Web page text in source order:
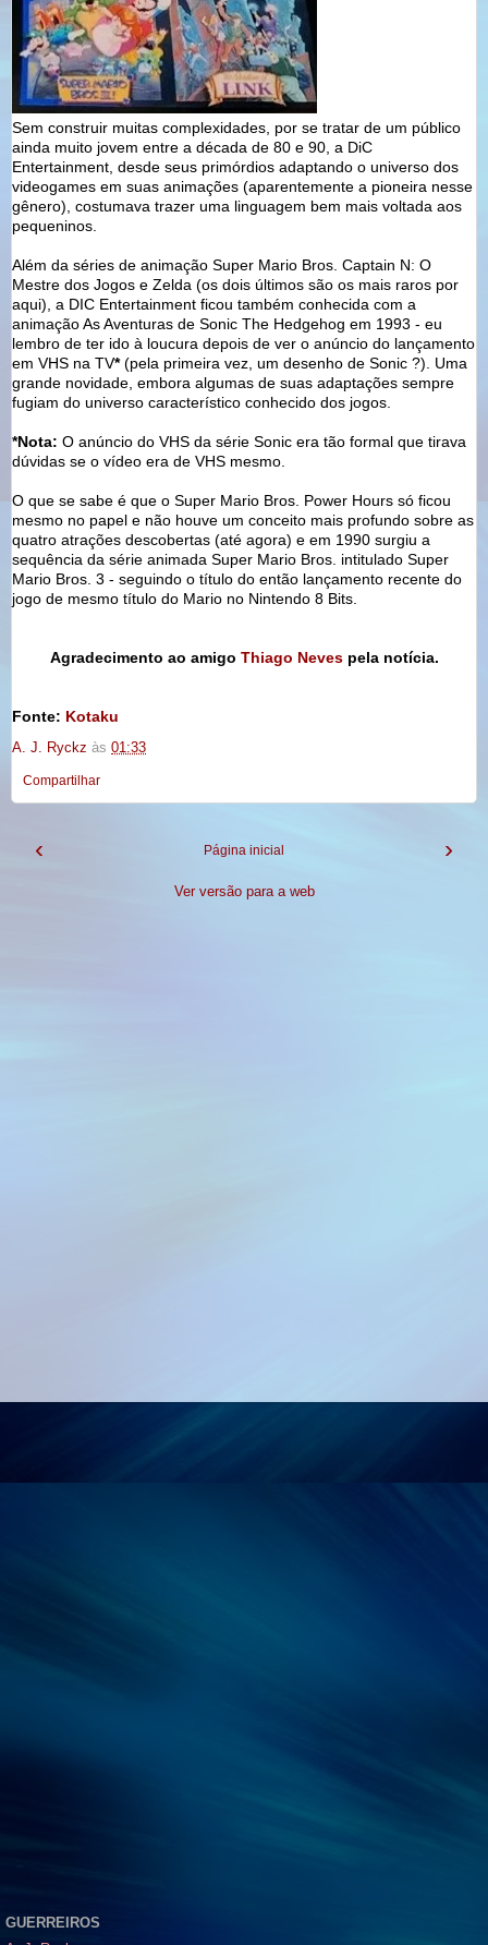
Sem construir muitas complexidades, por se tratar de um público
ainda muito jovem entre a década de 80 e 90, a DiC
Entertainment, desde seus primórdios adaptando o universo dos
videogames em suas animações (aparentemente a pioneira nesse
gênero), costumava trazer uma linguagem bem mais voltada aos
pequeninos.
Além da séries de animação Super Mario Bros. Captain N: O
Mestre dos Jogos e Zelda (os dois últimos são os mais raros por
aqui), a DIC Entertainment ficou também conhecida com a
animação As Aventuras de Sonic The Hedgehog em 1993 - eu
lembro de ter ido à loucura depois de ver o anúncio do lançamento
em VHS na TV*(pela primeira vez, um desenho de Sonic ?). Uma
grande novidade, embora algumas de suas adaptações sempre
fugiam do universo característico conhecido dos jogos.
*Nota: O anúncio do VHS da série Sonic era tão formal que tirava
dúvidas se o vídeo era de VHS mesmo.
O que se sabe é que o Super Mario Bros. Power Hours só ficou
mesmo no papel e não houve um conceito mais profundo sobre as
quatro atrações descobertas (até agora) e em 1990 surgiu a
sequência da série animada Super Mario Bros. intitulado Super
Mario Bros. 3 - seguindo o título do então lançamento recente do
jogo de mesmo título do Mario no Nintendo 8 Bits.
Agradecimento ao amigo Thiago Nevespela notícia.
Fonte: Kotaku
A. J. Ryckz às 01:33
Compartilhar
‹ ›
Página inicial
Ver versão para a web
GUERREIROS